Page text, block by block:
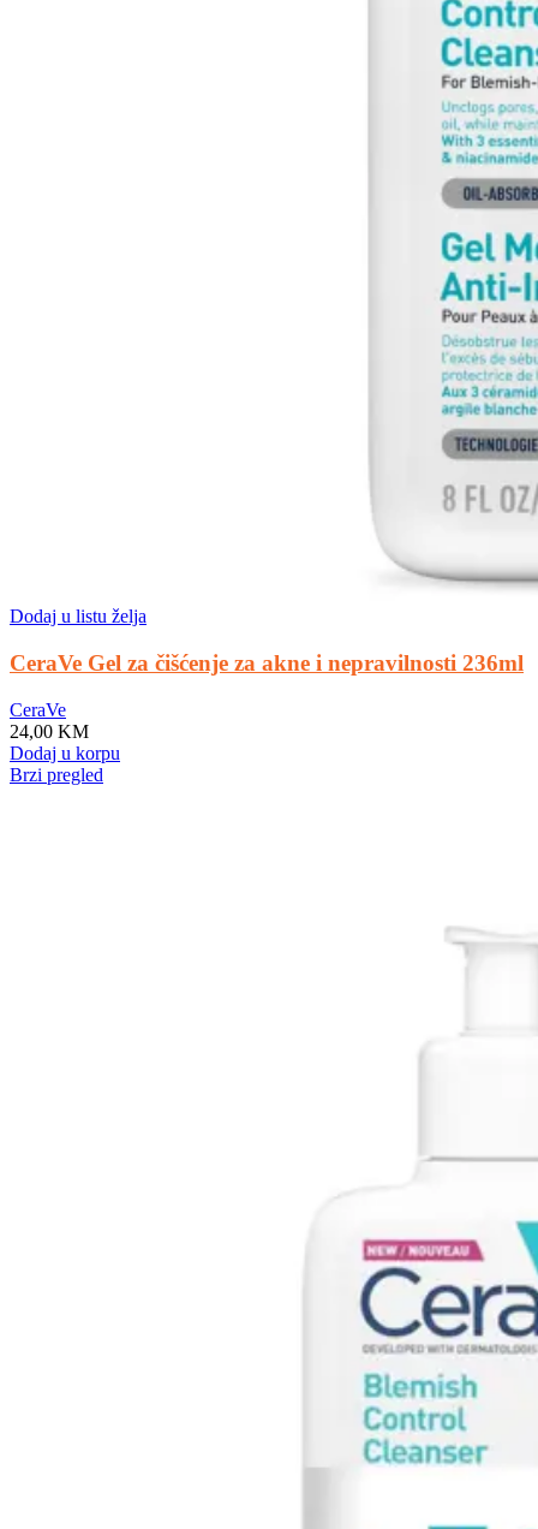
Dodaj u listu želja
CeraVe Gel za čišćenje za akne i nepravilnosti 236ml
CeraVe
24,00 KM
Dodaj u korpu
Brzi pregled